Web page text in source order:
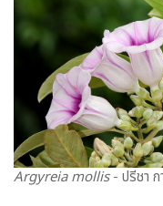
Argyreia mollis- ปรีชา ก